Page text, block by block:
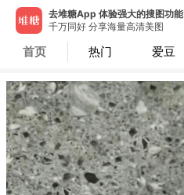
去堆糖App 体验强大的搜图功能
千万同好 分享海量高清美图
首页 热门 爱豆